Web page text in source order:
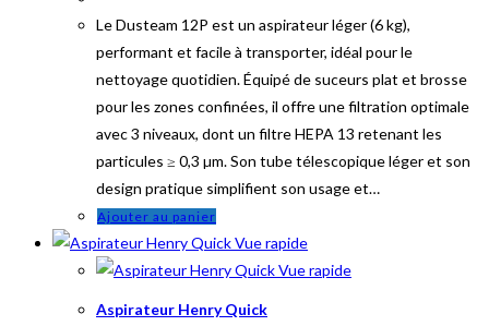
Le Dusteam 12P est un aspirateur léger (6 kg),
performant et facile à transporter, idéal pour le
nettoyage quotidien. Équipé de suceurs plat et brosse
pour les zones confinées, il offre une filtration optimale
avec 3 niveaux, dont un filtre HEPA 13 retenant les
particules ≥ 0,3 µm. Son tube télescopique léger et son
design pratique simplifient son usage et…
Ajouter au panier
Vue rapide
Vue rapide
Aspirateur Henry Quick